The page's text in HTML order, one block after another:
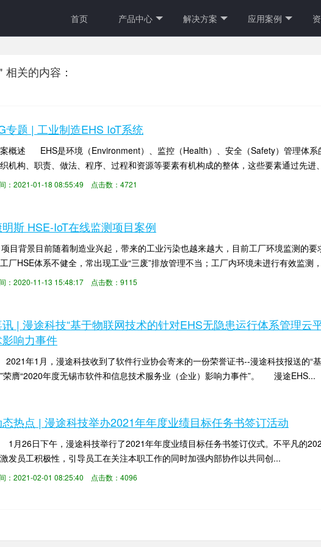
首页 产品中心 解决方案 应用案例
相关的内容：
专题 | 工业制造EHS IoT系统
概述 EHS是环境（Environment）、监控（Health）、安全（Safety）管理体系
机构、职责、做法、程序、过程和资源等要素有机构成的整体，这些要素通过先进
：2021-01-18 08:55:49 点击数：4721
明斯 HSE-IoT在线监测项目案例
目背景目前随着制造业兴起，带来的工业污染也越来越大，目前工厂环境监测的
厂HSE体系不健全，常出现工业“三废”排放管理不当；工厂内环境未进行有效监测
区管理不及时，安...
：2020-11-13 15:48:17 点击数：9115
| 漫途科技“基于物联网技术的针对EHS无隐患运行体系管理云
响力事件
年1月，漫途科技收到了软件行业协会寄来的一份荣誉证书--漫途科技报送的“
荣膺“2020年度无锡市软件和信息技术服务业（企业）影响力事件”。 漫途EHS...
热点 | 漫途科技举办2021年年度业绩目标任务书签订活动
月26日下午，漫途科技举行了2021年年度业绩目标任务书签订仪式。不平凡的
发员工积极性，引导员工在关注本职工作的同时加强内部协作以共同创...
：2021-02-01 08:25:40 点击数：4096